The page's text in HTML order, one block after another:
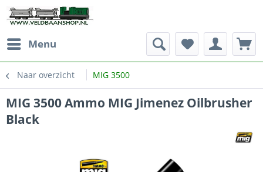
Menu
Naar overzicht MIG 3500
MIG 3500 Ammo MIG Jimenez Oilbrusher
Black